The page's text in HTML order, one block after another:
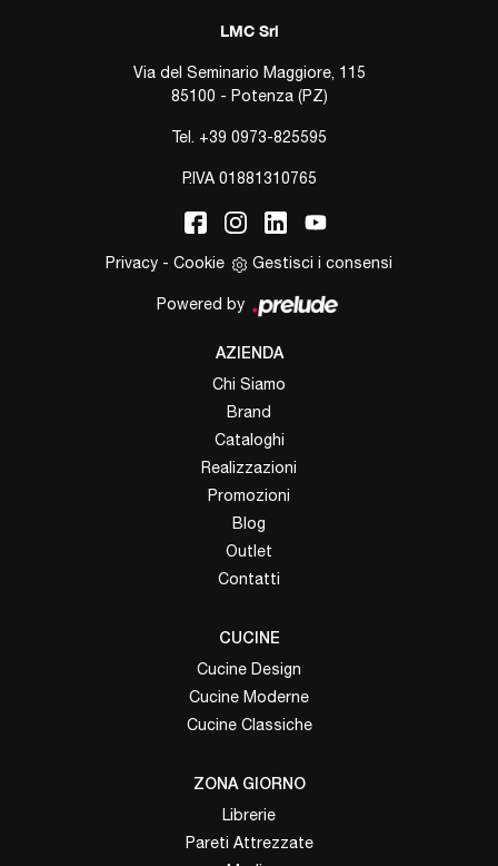
LMC Srl
Via del Seminario Maggiore, 115
85100 - Potenza (PZ)
Tel. +39 0973-825595
P.IVA 01881310765
Privacy - Cookie Gestisci i consensi
Powered by
AZIENDA
Chi Siamo
Brand
Cataloghi
Realizzazioni
Promozioni
Blog
Outlet
Contatti
CUCINE
Cucine Design
Cucine Moderne
Cucine Classiche
ZONA GIORNO
Librerie
Pareti Attrezzate